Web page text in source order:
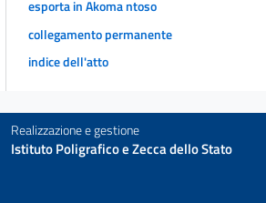
esporta in Akoma ntoso
collegamento permanente
indice dell'atto
Realizzazione e gestione
Istituto Poligrafico e Zecca dello Stato